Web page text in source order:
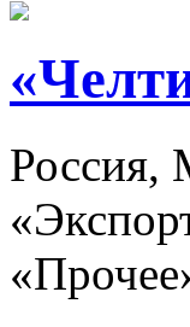
Россия,